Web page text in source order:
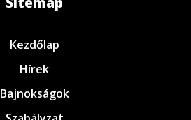
Kezdőlap
Hírek
Bajnokságok